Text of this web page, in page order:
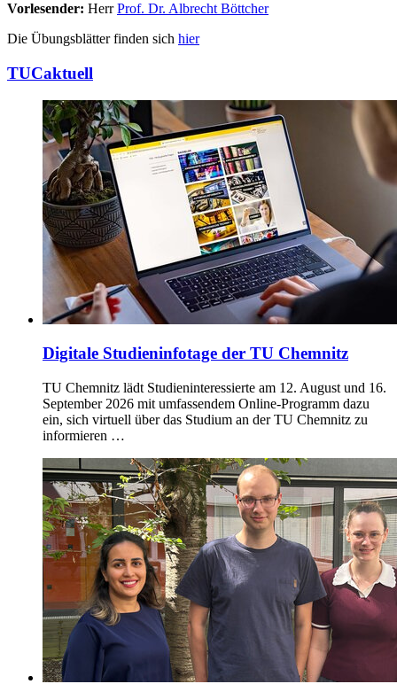
Vorlesender: HerrProf. Dr. Albrecht Böttcher
Die Übungsblätter finden sich hier
TUCaktuell
Digitale Studieninfotage der TU Chemnitz
TU Chemnitz lädt Studieninteressierte am 12. August und 16.
September 2026 mit umfassendem Online-Programm dazu
ein, sich virtuell über das Studium an der TU Chemnitz zu
informieren …